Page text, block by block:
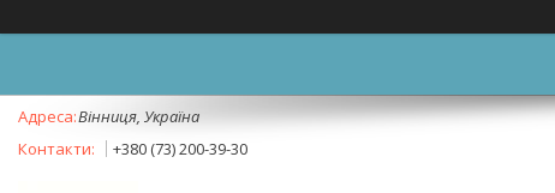
Вінниця, Україна
+380 (73) 200-39-30